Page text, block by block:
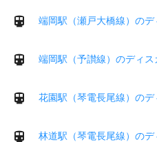
端岡駅（瀬戸大橋線）の
端岡駅（予讃線）のディ
花園駅（琴電長尾線）の
林道駅（琴電長尾線）の